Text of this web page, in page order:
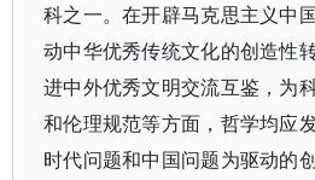
科之一。在开辟马克思主义中
动中华优秀传统文化的创造性
进中外优秀文明交流互鉴，为
和伦理规范等方面，哲学均应
时代问题和中国问题为驱动的